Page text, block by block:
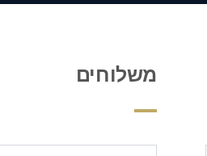
משלוחים